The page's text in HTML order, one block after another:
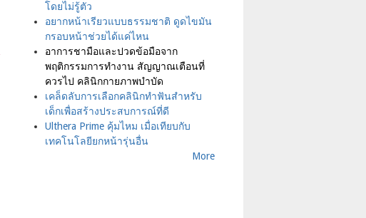
โดยไม่รู้ตัว
อยากหน้าเรียวแบบธรรมชาติ ดูดไขมัน
กรอบหน้าช่วยได้แค่ไหน
อาการชามือและปวดข้อมือจาก
พฤติกรรมการทำงาน สัญญาณเตือนที่
ควรไป คลินิกกายภาพบำบัด
เคล็ดลับการเลือกคลินิกทำฟันสำหรับ
เด็กเพื่อสร้างประสบการณ์ที่ดี
Ulthera Prime คุ้มไหม เมื่อเทียบกับ
เทคโนโลยียกหน้ารุ่นอื่น
More